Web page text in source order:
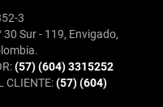
3
30 Sur - 119, Envigado,
(57) (604) 3315252
CLIENTE:(57) (604)